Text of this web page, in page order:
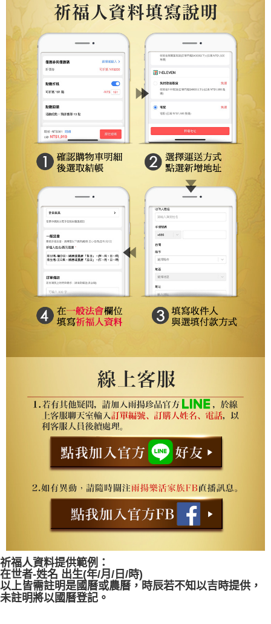
祈福人資料提供範例：
在世者-姓名 出生(年/月/日/時)
以上皆需註明是國曆或農曆，時辰若不知以吉時提供，
未註明將以國曆登記。